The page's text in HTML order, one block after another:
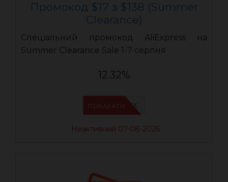
Промокод $17 з $138 (Summer
Clearance)
Спеціальний промокод AliExpress на
Summer Clearance Sale 1-7 серпня
12.32%
IFPAURWX
ПОКАЗАТИ
Неактивний 07-08-2026